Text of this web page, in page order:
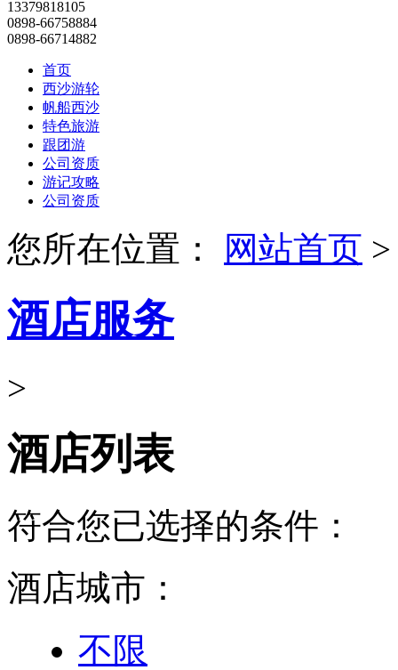
13379818105
0898-66758884
0898-66714882
首页
西沙游轮
帆船西沙
特色旅游
跟团游
公司资质
游记攻略
公司资质
您所在位置： 网站首页 >
酒店服务
>
酒店列表
符合您已选择的条件：
酒店城市：
不限